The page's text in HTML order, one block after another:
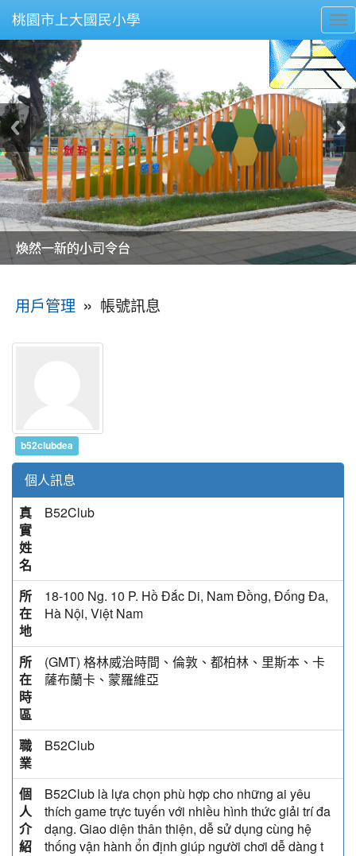
桃園市上大國民小學
美麗的操場是我們活力的來源
美麗的操場是我們活力的來源
煥然一新的小司令台
煥然一新的小司令台
富含桃園埤塘田園風光意象的中廊
富含桃園埤塘田園風光意象的中廊
嶄新的中庭廣場
嶄新的中庭廣場
水生池生生不息
水生池生生不息
用戶管理 » 帳號訊息
b52clubdea
個人訊息
真
實
姓
名
B52Club
所
在
地
18-100 Ng. 10 P. Hồ Đắc Di, Nam Đồng, Đống Đa,
Hà Nội, Việt Nam
所
在
時
區
(GMT) 格林威治時間、倫敦、都柏林、里斯本、卡
薩布蘭卡、蒙羅維亞
職
業
B52Club
個
人
介
紹
B52Club là lựa chọn phù hợp cho những ai yêu
thích game trực tuyến với nhiều hình thức giải trí đa
dạng. Giao diện thân thiện, dễ sử dụng cùng hệ
thống vận hành ổn định giúp người chơi dễ dàng t